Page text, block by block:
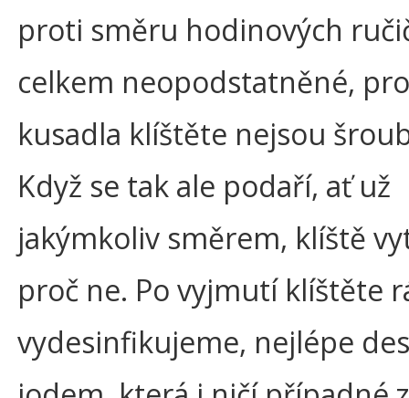
proti směru hodinových
celkem neopodstatněné,
kusadla klíštěte nejsou
Když se tak ale podaří, ať už
jakýmkoliv směrem, klíště
proč ne. Po vyjmutí klíštěte
vydesinfikujeme, nejlépe